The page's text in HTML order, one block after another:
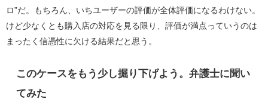
ロ”だ。もちろん、いちユーザーの評価が全体評価になるわけない。
けど少なくとも購入店の対応を見る限り、評価が満点っていうのは
まったく信憑性に欠ける結果だと思う。
このケースをもう少し掘り下げよう。弁護士に聞い
てみた